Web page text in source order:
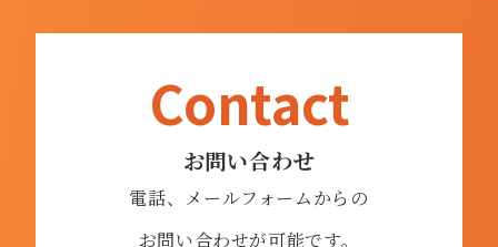
お問い合わせ
Contact
電話、メールフォームからの
お問い合わせが可能です。